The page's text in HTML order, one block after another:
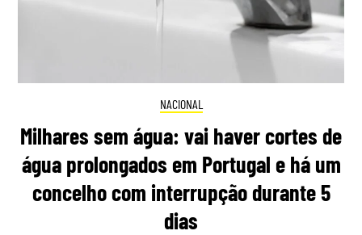
NACIONAL
Milhares sem água: vai haver cortes de
água prolongados em Portugal e há um
concelho com interrupção durante 5
dias